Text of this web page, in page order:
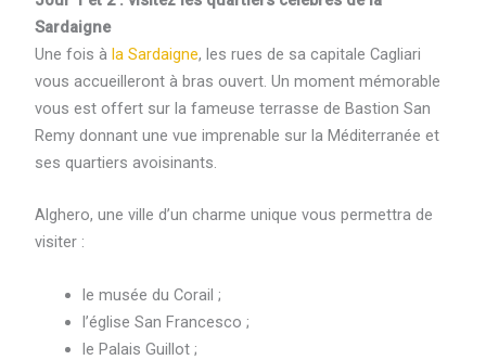
Sardaigne
Une fois à la Sardaigne, les rues de sa capitale Cagliari
vous accueilleront à bras ouvert. Un moment mémorable
vous est offert sur la fameuse terrasse de Bastion San
Remy donnant une vue imprenable sur la Méditerranée et
ses quartiers avoisinants.
Alghero, une ville d’un charme unique vous permettra de
visiter :
le musée du Corail ;
l’église San Francesco ;
le Palais Guillot ;